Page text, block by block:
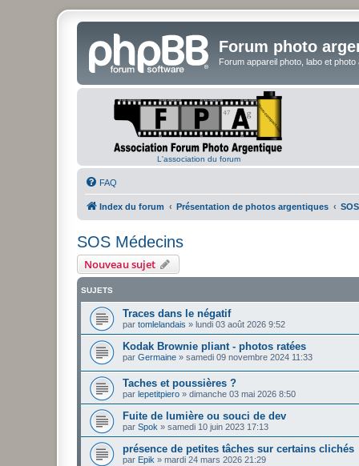
Forum photo
Forum appareil photo, labo et photo
L'association du forum
FAQ
Index du forum Présentation de photos argentiques
SOS Médecins
Nouveau sujet
SUJETS
Traces dans le négatif
par tomlelandais » lundi 03 août 2026 9:52
Kodak Brownie pliant - photos ratées
par Germaine » samedi 09 novembre 2024 11:33
Taches et poussières ?
par lepetitpiero » dimanche 03 mai 2026 8:50
Fuite de lumière ou souci de dev
par Spok » samedi 10 juin 2023 17:13
présence de petites tâches sur certains clichés
par Epik » mardi 24 mars 2026 21:29